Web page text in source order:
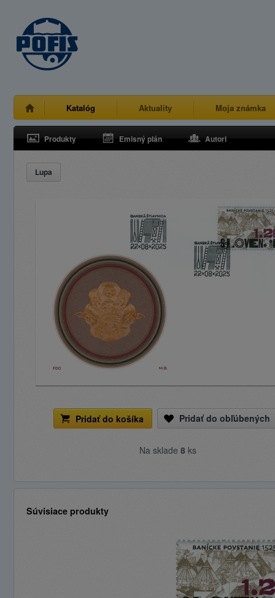
Katalóg Aktuality Moja známka
Produkty Emisný plán Autori
Lupa
Pridať do košíka Pridať do obľúbených
Na sklade 8 ks
Súvisiace produkty